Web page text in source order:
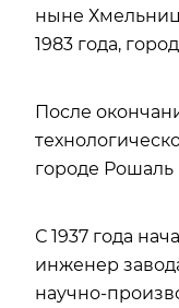
ныне
1983 года,
После
городе Рошаль
С 1937 года
инженер
научно-